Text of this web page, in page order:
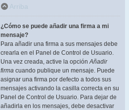
Arriba
¿Cómo se puede añadir una firma a mi
mensaje?
Para añadir una firma a sus mensajes debe
crearla en el Panel de Control de Usuario.
Una vez creada, active la opciónAñadir
firma cuando publique un mensaje. Puede
asignar una firma por defecto a todos sus
mensajes activando la casilla correcta en su
Panel de Control de Usuario. Para dejar de
añadirla en los mensajes, debe desactivar